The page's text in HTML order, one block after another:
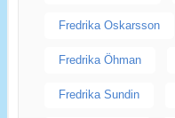
Fredrika Oskarsson
Fredrika Öhman
Fredrika Sundin